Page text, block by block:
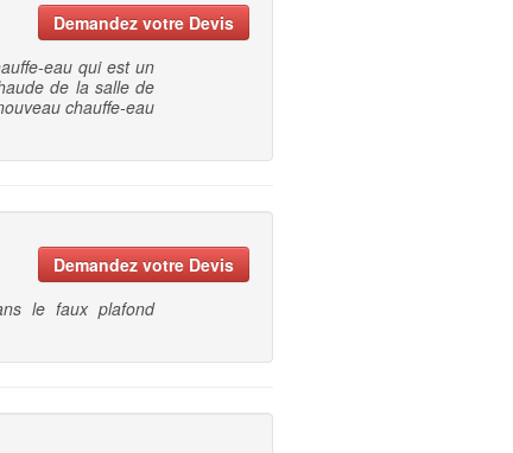
Demandez votre Devis
eau qui est un
de la salle de
chauffe-eau
Demandez votre Devis
le faux plafond